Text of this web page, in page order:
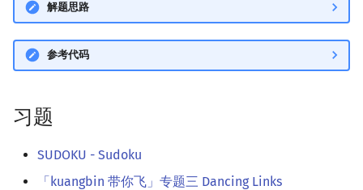
解题思路
参考代码
习题
SUDOKU - Sudoku
「kuangbin 带你飞」专题三 Dancing Links